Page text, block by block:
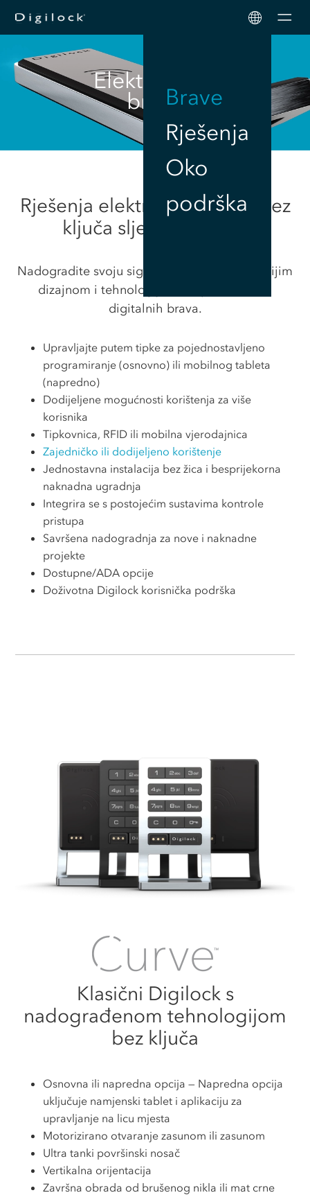
Brave
Rješenja
Oko
podrška
Elektroničke
brave
Rješenja elektronske brave bez
ključa sljedeće razine
Nadogradite svoju sigurnost pohrane najnovijim
dizajnom i tehnologijom od predvodnika
digitalnih brava.
Upravljajte putem tipke za pojednostavljeno
programiranje (osnovno) ili mobilnog tableta
(napredno)
Dodijeljene mogućnosti korištenja za više
korisnika
Tipkovnica, RFID ili mobilna vjerodajnica
Zajedničko ili dodijeljeno korištenje
Jednostavna instalacija bez žica i besprijekorna
naknadna ugradnja
Integrira se s postojećim sustavima kontrole
pristupa
Savršena nadogradnja za nove i naknadne
projekte
Dostupne/ADA opcije
Doživotna Digilock korisnička podrška
Klasični Digilock s
nadograđenom tehnologijom
bez ključa
Osnovna ili napredna opcija — Napredna opcija
uključuje namjenski tablet i aplikaciju za
upravljanje na licu mjesta
Motorizirano otvaranje zasunom ili zasunom
Ultra tanki površinski nosač
Vertikalna orijentacija
Završna obrada od brušenog nikla ili mat crne